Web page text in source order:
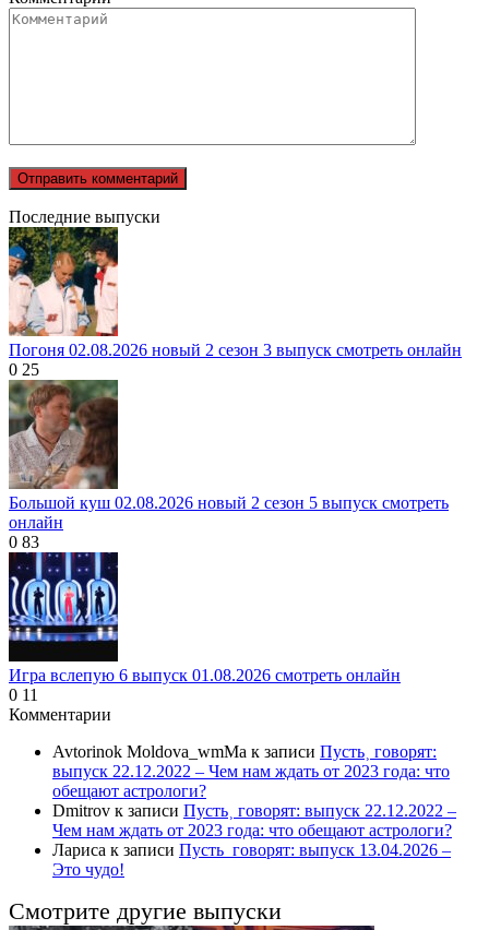
Последние выпуски
Погоня 02.08.2026 новый 2 сезон 3 выпуск смотреть онлайн
0 25
Большой куш 02.08.2026 новый 2 сезон 5 выпуск смотреть
онлайн
0 83
Игра вслепую 6 выпуск 01.08.2026 смотреть онлайн
0 11
Комментарии
Avtorinok Moldova_wmMa к записи Пусть˲ говорят:
выпуск 22.12.2022 – Чем нам ждать от 2023 года: что
обещают астрологи?
Dmitrov к записи Пусть˲ говорят: выпуск 22.12.2022 –
Чем нам ждать от 2023 года: что обещают астрологи?
Лариса к записи Пусть_говорят: выпуск 13.04.2026 –
Это чудо!
Смотрите другие выпуски